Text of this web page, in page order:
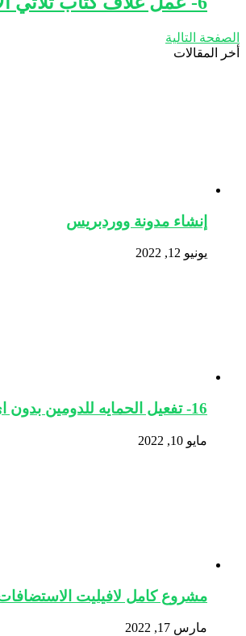
الصفحة التالية
أخر المقالات
إنشاء مدونة ووردبريس
يونيو 12, 2022
16- تفعيل الحمايه للدومين بدون اي تكلفه ssl https
مايو 10, 2022
مشروع كامل لافيليت
مارس 17, 2022